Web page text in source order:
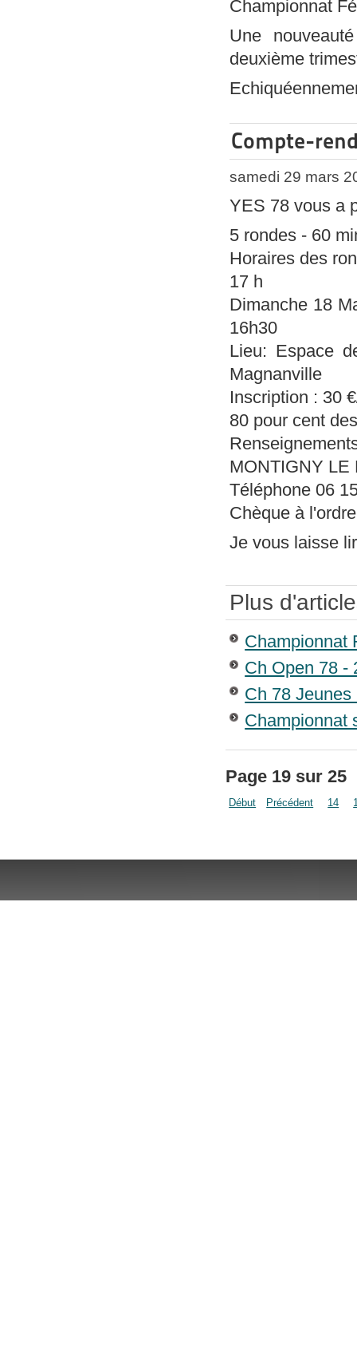
Une
deuxième
Compte-
samedi 29 mars
YES 78 vous a
5 rondes - 60
Horaires des
17 h
Dimanche 18
16h30
Lieu: Espace
Magnanville
Inscription : 30
80 pour cent
MONTIGNY
Téléphone 06
Chèque à
Je vous laisse
Plus
Championnat
Ch Open 78 -
Ch 78 Jeunes
Championnat
Page 19 sur 25
Début Précédent 14